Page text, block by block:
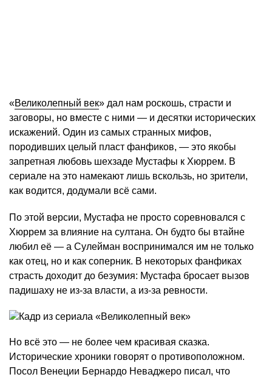
«Великолепный век» дал нам роскошь, страсти и
заговоры, но вместе с ними — и десятки исторических
искажений. Один из самых странных мифов,
породивших целый пласт фанфиков, — это якобы
запретная любовь шехзаде Мустафы к Хюррем. В
сериале на это намекают лишь вскользь, но зрители,
как водится, додумали всё сами.
По этой версии, Мустафа не просто соревновался с
Хюррем за влияние на султана. Он будто бы втайне
любил её — а Сулейман воспринимался им не только
как отец, но и как соперник. В некоторых фанфиках
страсть доходит до безумия: Мустафа бросает вызов
падишаху не из-за власти, а из-за ревности.
Но всё это — не более чем красивая сказка.
Исторические хроники говорят о противоположном.
Посол Венеции Бернардо Неваджеро писал, что